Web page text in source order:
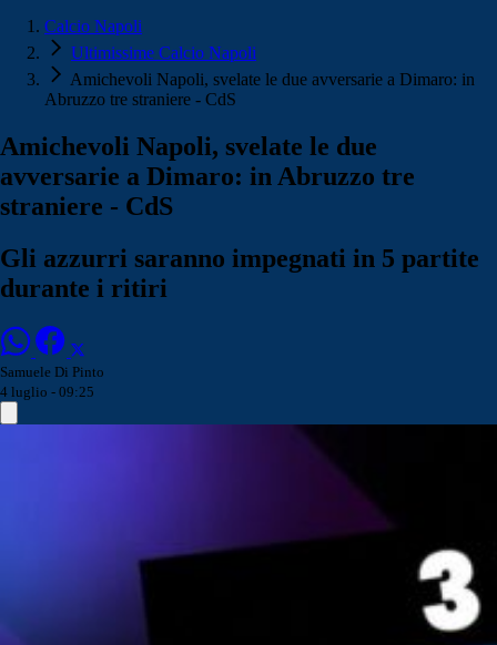
Calcio Napoli
Ultimissime Calcio Napoli
Amichevoli Napoli, svelate le due avversarie a Dimaro: in
Abruzzo tre straniere - CdS
Amichevoli Napoli, svelate le due
avversarie a Dimaro: in Abruzzo tre
straniere - CdS
Gli azzurri saranno impegnati in 5 partite
durante i ritiri
Samuele Di Pinto
4 luglio - 09:25